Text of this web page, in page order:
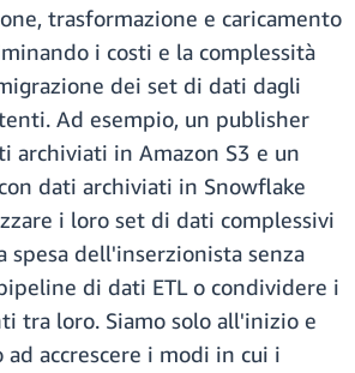
trasformazione e caricamento
i costi e la complessità
dei set di dati dagli
Ad esempio, un publisher
archiviati in Amazon S3 e un
dati archiviati in Snowflake
i loro set di dati complessivi
spesa dell'inserzionista senza
di dati ETL o condividere i
tra loro. Siamo solo all'inizio e
accrescere i modi in cui i